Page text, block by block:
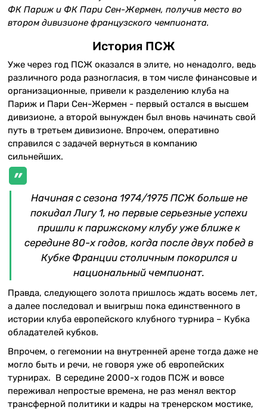
ФК Париж и ФК Пари Сен-Жермен, получив место во
втором дивизионе французского чемпионата.
История ПСЖ
Уже через год ПСЖ оказался в элите, но ненадолго, ведь
различного рода разногласия, в том числе финансовые и
организационные, привели к разделению клуба на
Париж и Пари Сен-Жермен - первый остался в высшем
дивизионе, а второй вынужден был вновь начинать свой
путь в третьем дивизионе. Впрочем, оперативно
справился с задачей вернуться в компанию
сильнейших.
Начиная с сезона 1974/1975 ПСЖ больше не
покидал Лигу 1, но первые серьезные успехи
пришли к парижскому клубу уже ближе к
середине 80-х годов, когда после двух побед в
Кубке Франции столичным покорился и
национальный чемпионат.
Правда, следующего золота пришлось ждать восемь лет,
а далее последовал и выигрыш пока единственного в
истории клуба европейского клубного турнира – Кубка
обладателей кубков.
Впрочем, о гегемонии на внутренней арене тогда даже не
могло быть и речи, не говоря уже об европейских
турнирах. В середине 2000-х годов ПСЖ и вовсе
переживал непростые времена, не раз менял вектор
трансферной политики и кадры на тренерском мостике,